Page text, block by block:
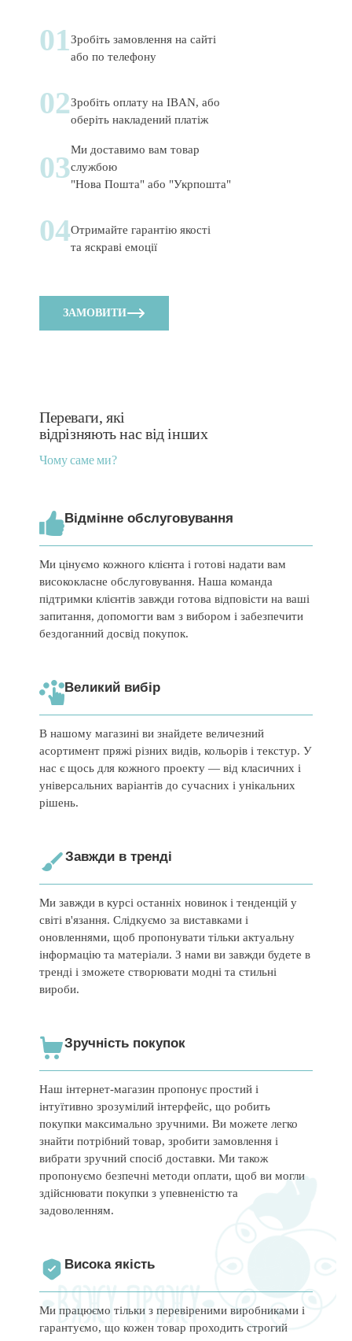
01Зробіть замовлення на сайті
або по телефону
02Зробіть оплату на IBAN, або
оберіть накладений платіж
03Ми доставимо вам товар
службою
"Нова Пошта" або "Укрпошта"
04Отримайте гарантію якості
та яскраві емоції
ЗАМОВИТИ
Переваги, які
відрізняють нас від інших
Чому саме ми?
Відмінне обслуговування
Ми цінуємо кожного клієнта і готові надати вам
висококласне обслуговування. Наша команда
підтримки клієнтів завжди готова відповісти на ваші
запитання, допомогти вам з вибором і забезпечити
бездоганний досвід покупок.
Великий вибір
В нашому магазині ви знайдете величезний
асортимент пряжі різних видів, кольорів і текстур. У
нас є щось для кожного проекту — від класичних і
універсальних варіантів до сучасних і унікальних
рішень.
Завжди в тренді
Ми завжди в курсі останніх новинок і тенденцій у
світі в'язання. Слідкуємо за виставками і
оновленнями, щоб пропонувати тільки актуальну
інформацію та матеріали. З нами ви завжди будете в
тренді і зможете створювати модні та стильні
вироби.
Зручність покупок
Наш інтернет-магазин пропонує простий і
інтуїтивно зрозумілий інтерфейс, що робить
покупки максимально зручними. Ви можете легко
знайти потрібний товар, зробити замовлення і
вибрати зручний спосіб доставки. Ми також
пропонуємо безпечні методи оплати, щоб ви могли
здійснювати покупки з упевненістю та
задоволенням.
Висока якість
Ми працюємо тільки з перевіреними виробниками і
гарантуємо, що кожен товар проходить строгий